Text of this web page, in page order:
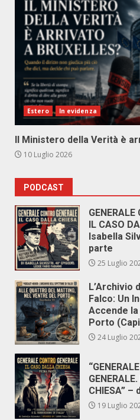
Estero In evidenza
Il Ministero della Verità è
10 Luglio 2026
PODCAST
GENERALE
IL CASO
Isabella
parte
25 Luglio
L’Archivio
Falco: Un
Accende
Porto
24 Luglio
CHIESA”
19 Luglio